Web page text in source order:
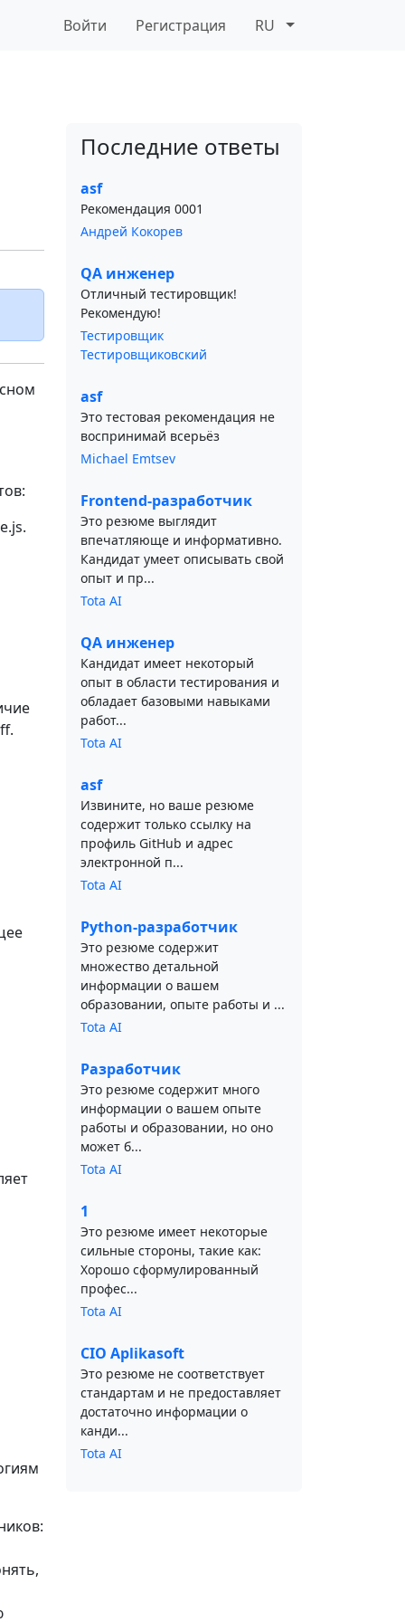
Войти Регистрация RU
Последние ответы
asf
Рекомендация 0001
Андрей Кокорев
QA инженер
Отличный тестировщик!
Рекомендую!
Тестировщик
Тестировщиковский
asf
Это тестовая рекомендация не
воспринимай всерьёз
Michael Emtsev
Frontend-разработчик
Это резюме выглядит
впечатляюще и информативно.
Кандидат умеет описывать свой
опыт и пр...
Tota AI
QA инженер
Кандидат имеет некоторый
опыт в области тестирования и
обладает базовыми навыками
работ...
Tota AI
asf
Извините, но ваше резюме
содержит только ссылку на
профиль GitHub и адрес
электронной п...
Tota AI
Python-разработчик
Это резюме содержит
множество детальной
информации о вашем
образовании, опыте работы и ...
Tota AI
Разработчик
Это резюме содержит много
информации о вашем опыте
работы и образовании, но оно
может б...
Tota AI
1
Это резюме имеет некоторые
сильные стороны, такие как:
Хорошо сформулированный
профес...
Tota AI
CIO Aplikasoft
Это резюме не соответствует
стандартам и не предоставляет
достаточно информации о
канди...
Tota AI